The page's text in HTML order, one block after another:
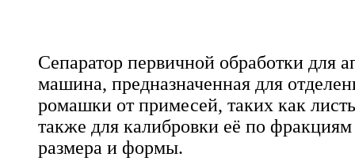
Сепаратор первичной обработки для
машина, предназначенная для
ромашки от примесей, таких как
также для калибровки её по фракциям
размера и формы.